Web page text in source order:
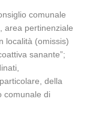
comunale
area pertinenziale
località (omissis)
sanante”;
della
comunale di